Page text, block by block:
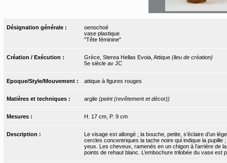
Désignation générale :
oenochoé
vase plastique
"Tête féminine"
Création / Exécution : Grèce, Sterea Hellas Evoia, Attique (lieu de création)
5e siècle av JC
Epoque/Style/Mouvement : attique à figures rouges
Matières et techniques : argile (peint (revêtement et décor))
Mesures : H. 17 cm, P. 9 cm
Description :
Le visage est allongé ; la bouche, petite, s’éclaire d’un
cercles concentriques la tache noire qui indique la
yeux. Les cheveux, ramenés en un chigon à l’arrière de
points de rehaut blanc. L’embochure trilobée du vase est